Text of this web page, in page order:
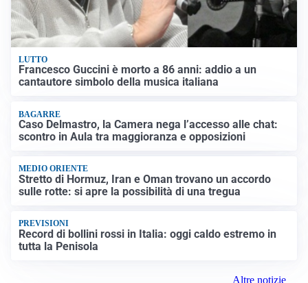
LUTTO
Francesco Guccini è morto a 86 anni: addio a un
cantautore simbolo della musica italiana
BAGARRE
Caso Delmastro, la Camera nega l’accesso alle chat:
scontro in Aula tra maggioranza e opposizioni
MEDIO ORIENTE
Stretto di Hormuz, Iran e Oman trovano un accordo
sulle rotte: si apre la possibilità di una tregua
PREVISIONI
Record di bollini rossi in Italia: oggi caldo estremo in
tutta la Penisola
Altre notizie